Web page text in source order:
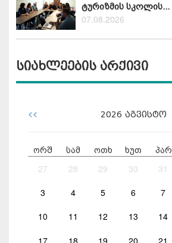
ტურიზმის სკოლის...
07.08.2026
სიახლეების არქივი
<< 2026 აგვისტო
ორშ სამ ოთხ ხუთ პარ
27 28 29 30 31
3 4 5 6 7
10 11 12 13 14
17 18 19 20 21